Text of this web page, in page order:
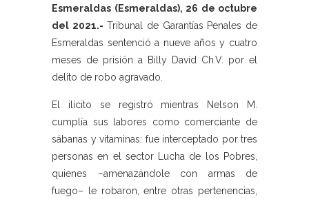
Esmeraldas (Esmeraldas), 26 de octubre
del 2021.- Tribunal de Garantías Penales de
Esmeraldas sentenció a nueve años y cuatro
meses de prisión a Billy David Ch.V. por el
delito de robo agravado.
El ilícito se registró mientras Nelson M.
cumplía sus labores como comerciante de
sábanas y vitaminas: fue interceptado por tres
personas en el sector Lucha de los Pobres,
quienes –amenazándole con armas de
fuego– le robaron, entre otras pertenencias,